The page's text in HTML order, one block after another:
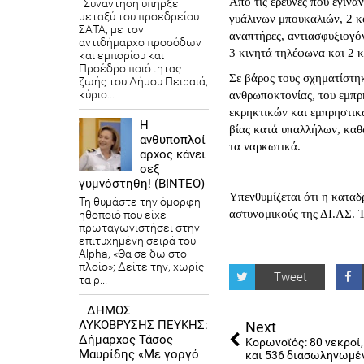
γυάλινων μπουκαλιών, 2
αναπτήρες,
3 κινητά τηλέφωνα και 2
Σε βάρος τους
ανθρωποκτονίας, του
εκρηκτικών και
βίας κατά υπαλλήλων,
τα ναρκωτικά.
Υπενθυμίζεται ότι η
αστυνομικούς της ΔΙ.ΑΣ.
Tweet
Next
Κορωνοϊός: 80
και 536
Συνάντηση υπήρξε
μεταξύ του προεδρείου
ΣΑΤΑ, με τον
αντιδήμαρχο προσόδων
και εμπορίου και
Προέδρο ποιότητας
ζωής του Δήμου Πειραιά,
κύριο...
Η
ανθυποπλοί
αρχος κάνει
σεξ
γυμνόστηθη! (ΒΙΝΤΕΟ)
Τη θυμάστε την όμορφη
ηθοποιό που είχε
πρωταγωνιστήσει στην
επιτυχημένη σειρά του
Alpha, «Θα σε δω στο
πλοίο»; Δείτε την, χωρίς
τα ρ...
ΔΗΜΟΣ
ΛΥΚΟΒΡΥΣΗΣ ΠΕΥΚΗΣ:
Δήμαρχος Τάσος
Μαυρίδης «Με γοργό